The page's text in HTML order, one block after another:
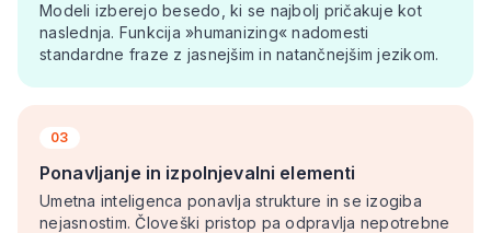
Modeli izberejo besedo, ki se najbolj pričakuje kot
naslednja. Funkcija »humanizing« nadomesti
standardne fraze z jasnejšim in natančnejšim jezikom.
03
Ponavljanje in izpolnjevalni elementi
Umetna inteligenca ponavlja strukture in se izogiba
nejasnostim. Človeški pristop pa odpravlja nepotrebne